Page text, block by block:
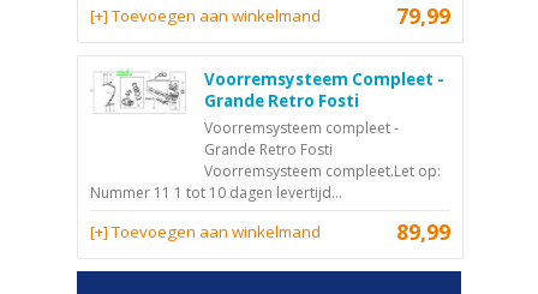
79,99
[+] Toevoegen aan winkelmand
Voorremsysteem Compleet -
Grande Retro Fosti
Voorremsysteem compleet -
Grande Retro Fosti
Voorremsysteem compleet.Let op:
Nummer 11 1 tot 10 dagen levertijd...
89,99
[+] Toevoegen aan winkelmand